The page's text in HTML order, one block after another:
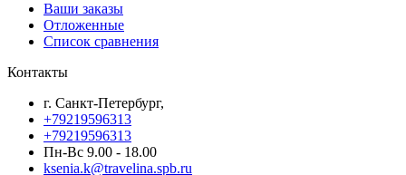
Ваши заказы
Отложенные
Список сравнения
Контакты
г. Санкт-Петербург,
+79219596313
+79219596313
Пн-Вс 9.00 - 18.00
ksenia.k@travelina.spb.ru